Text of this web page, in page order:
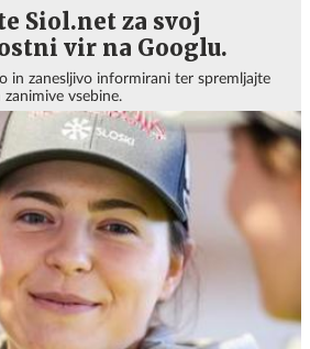
Siol.net za svoj
vir na Googlu.
in zanesljivo informirani ter spremljajte
vsebine.